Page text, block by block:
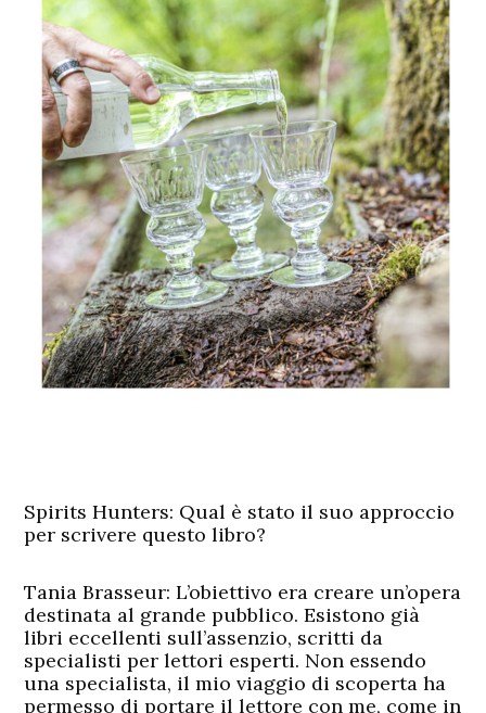
Spirits Hunters: Qual è stato il suo approccio
per scrivere questo libro?
Tania Brasseur:L’obiettivo era creare un’opera
destinata al grande pubblico. Esistono già
libri eccellenti sull’assenzio, scritti da
specialisti per lettori esperti. Non essendo
una specialista, il mio viaggio di scoperta ha
permesso di portare il lettore con me, come in